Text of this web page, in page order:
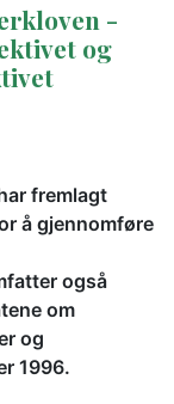
-
og
fremlagt
å gjennomføre
også
om
og
1996.